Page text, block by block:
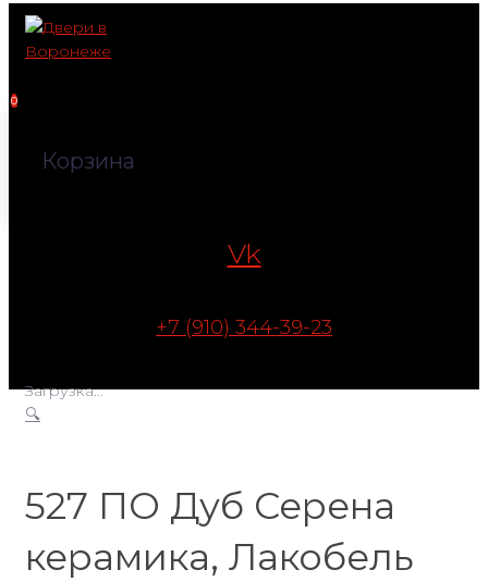
Перейти
контенту
0
Корзина
Vk
+7 (910) 344-39-23
Загрузка...
🔍
527 ПО Дуб Серена
керамика, Лакобель